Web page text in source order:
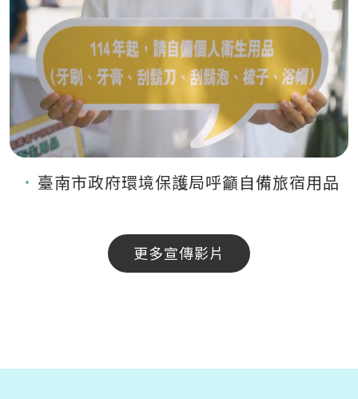
臺南市政府環境保護局呼籲自備旅宿用品
更多宣傳影片